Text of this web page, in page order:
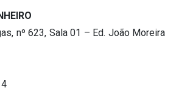
nº 623, Sala 01 – Ed. João Moreira